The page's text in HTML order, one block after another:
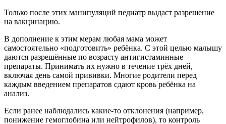
Только после этих манипуляций педиатр выдаст разрешение
на вакцинацию.
В дополнение к этим мерам любая мама может
самостоятельно «подготовить» ребёнка. С этой целью малышу
даются разрешённые по возрасту антигистаминные
препараты. Принимать их нужно в течение трёх дней,
включая день самой прививки. Многие родители перед
каждым введением препаратов сдают кровь ребёнка на
анализ.
Если ранее наблюдались какие-то отклонения (например,
понижение гемоглобина или нейтрофилов), то контроль